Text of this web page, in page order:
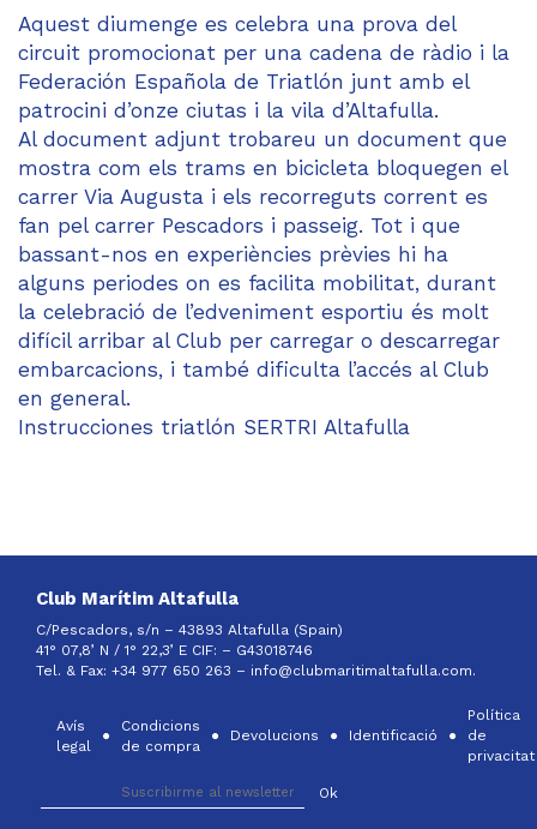
Aquest diumenge es celebra una prova del
circuit promocionat per una cadena de ràdio i la
Federación Española de Triatlón junt amb el
patrocini d’onze ciutas i la vila d’Altafulla.
Al document adjunt trobareu un document que
mostra com els trams en bicicleta bloquegen el
carrer Via Augusta i els recorreguts corrent es
fan pel carrer Pescadors i passeig. Tot i que
bassant-nos en experiències prèvies hi ha
alguns periodes on es facilita mobilitat, durant
la celebració de l’edveniment esportiu és molt
difícil arribar al Club per carregar o descarregar
embarcacions, i també dificulta l’accés al Club
en general.
Instrucciones triatlón SERTRI Altafulla
Club Marítim Altafulla
C/Pescadors, s/n – 43893 Altafulla (Spain)
41° 07,8’ N / 1° 22,3’ E CIF: – G43018746
Tel. & Fax: +34 977 650 263 – info@clubmaritimaltafulla.com.
Avís
legal
Condicions
de compra
Devolucions Identificació
Política
de
privacitat